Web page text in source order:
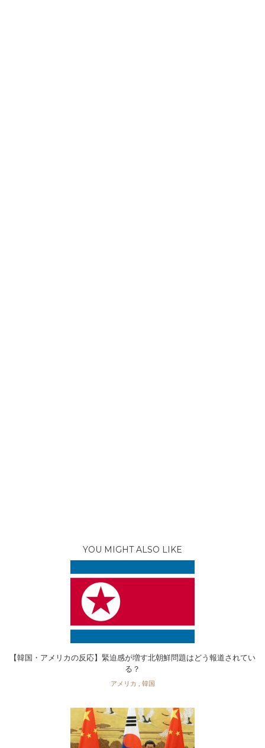
YOU MIGHT ALSO LIKE
【韓国・アメリカの反応】緊迫感が増す北朝鮮問題はどう報道されてい
る？
アメリカ 韓国